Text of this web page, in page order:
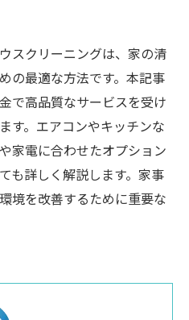
スクリーニングは、家の清
の最適な方法です。本記事
で高品質なサービスを受け
す。エアコンやキッチンな
家電に合わせたオプション
も詳しく解説します。家事
境を改善するために重要な